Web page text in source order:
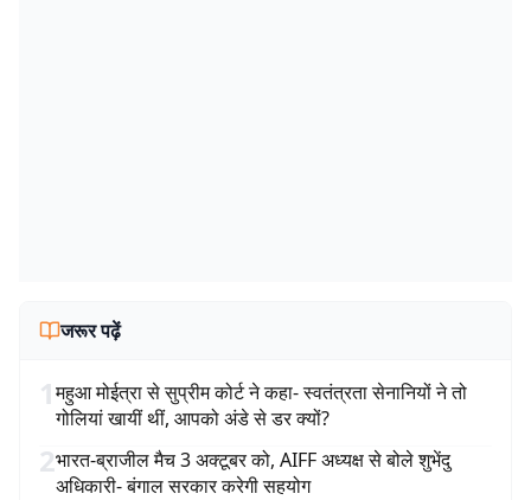
जरूर पढ़ें
1महुआ मोईत्रा से सुप्रीम कोर्ट ने कहा- स्वतंत्रता सेनानियों ने तो
गोलियां खायीं थीं, आपको अंडे से डर क्यों?
2भारत-ब्राजील मैच 3 अक्टूबर को, AIFF अध्यक्ष से बोले शुभेंदु
अधिकारी- बंगाल सरकार करेगी सहयोग